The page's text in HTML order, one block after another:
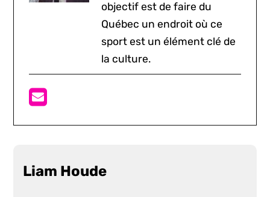
objectif est de faire du
Québec un endroit où ce
sport est un élément clé de
la culture.
Liam Houde